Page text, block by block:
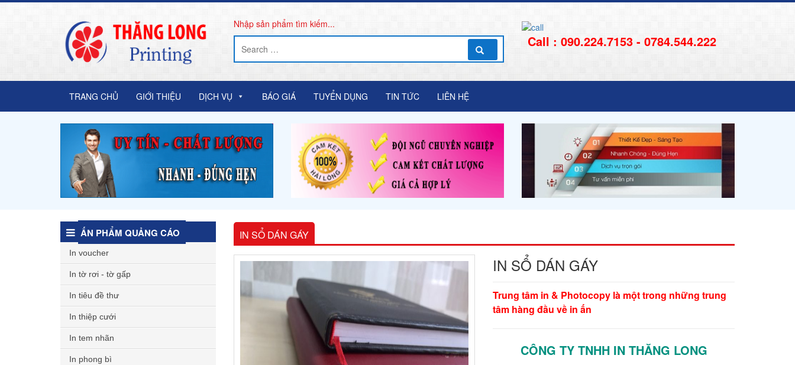
Nhập sản phẩm tìm kiếm...
Call : 090.224.7153 - 0784.544.222
TRANG CHỦ GIỚI THIỆU DỊCH VỤ BÁO GIÁ TUYỂN DỤNG TIN TỨC LIÊN HỆ
ẤN PHẨM QUẢNG CÁO
In voucher
In tờ rơi - tờ gấp
In tiêu đề thư
In thiệp cưới
In tem nhãn
In phong bì
IN SỔ DÁN GÁY
IN SỔ DÁN GÁY
Trung tâm in & Photocopy là một trong những trung
tâm hàng đầu về in ấn
CÔNG TY TNHH IN THĂNG LONG